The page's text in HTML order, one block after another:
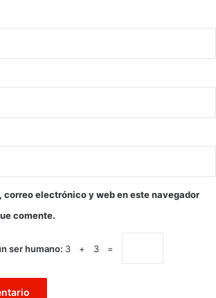
correo electrónico y web en este navegador
comente.
ser humano: 3 + 3 =